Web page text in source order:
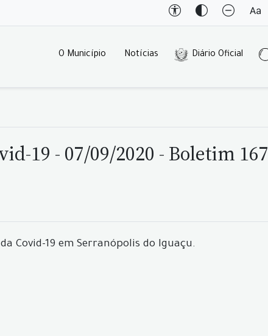
O Município Notícias Diário Oficial
19 - 07/09/2020 - Boletim 167
Covid-19 em Serranópolis do Iguaçu.